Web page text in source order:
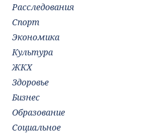
Расследования
Спорт
Экономика
Культура
ЖКХ
Здоровье
Бизнес
Образование
Социальное